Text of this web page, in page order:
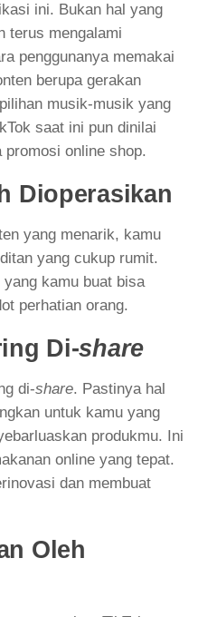
ini. Bukan hal yang
terus mengalami
penggunanya memakai
berupa gerakan
musik-musik yang
saat ini pun dinilai
online shop.
Dioperasikan
yang menarik, kamu
yang cukup rumit.
yang kamu buat bisa
perhatian orang.
Di-share
di-share. Pastinya hal
untuk kamu yang
produkmu. Ini
online yang tepat.
dan membuat
Oleh